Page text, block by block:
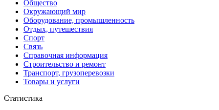
Общество
Окружающий мир
Оборудование, промышленность
Отдых, путешествия
Спорт
Связь
Справочная информация
Строительство и ремонт
Транспорт, грузоперевозки
Товары и услуги
Статистика